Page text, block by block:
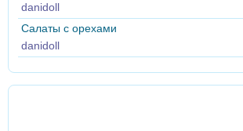
danidoll
Салаты с орехами
danidoll